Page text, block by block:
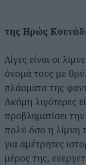
της Ηρώς
Λίγες είναι οι
όνομά τους με
πλάσματα της
Ακόμη λιγότερες
προβληματίσει
πολύ όσο η λίμνη
για αμέτρητες
μέρος της,